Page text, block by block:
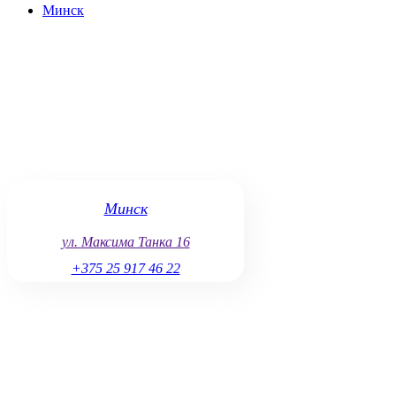
Минск
Минск
ул. Максима Танка 16
+375 25 917 46 22